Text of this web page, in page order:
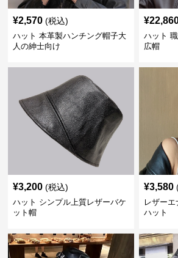
¥2,570 (税込)
ハット 本革製ハンチング帽子大
人の紳士向け
¥
ハット
広帽
¥3,200 (税込)
ハット シンプル上質レザーバケ
ット帽
¥3,580
レザーエ
ハット